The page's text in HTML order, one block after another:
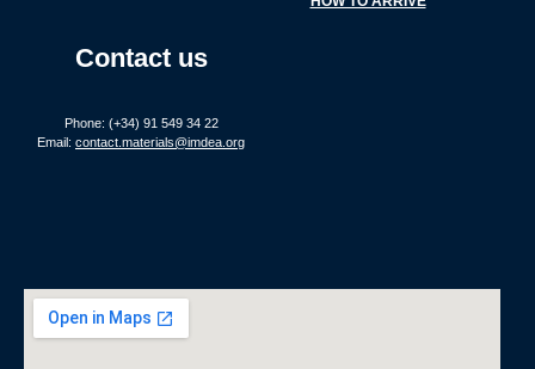
Contact us
Phone: (+34) 91 549 34 22
Email: contact.materials@imdea.org